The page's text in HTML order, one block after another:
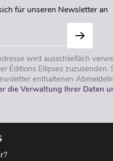
für unseren Newsletter an
wird ausschließlich
Éditions Ellipses zuzusenden.
enthaltenen
die Verwaltung Ihrer Daten